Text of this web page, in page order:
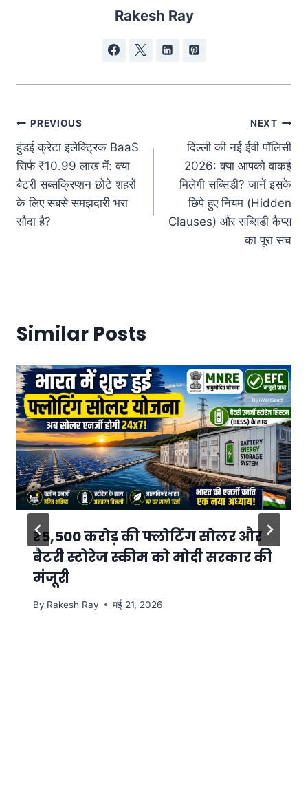
Rakesh Ray
पोस्ट
नेविगेशन
PREVIOUS
हुंडई क्रेटा इलेक्ट्रिक BaaS
सिर्फ ₹10.99 लाख में: क्या
बैटरी सब्सक्रिप्शन छोटे शहरों
के लिए सबसे समझदारी भरा
सौदा है?
NEXT
दिल्ली की नई ईवी पॉलिसी
2026: क्या आपको वाकई
मिलेगी सब्सिडी? जानें इसके
छिपे हुए नियम (Hidden
Clauses) और सब्सिडी कैप्स
का पूरा सच
Similar Posts
₹5,500 करोड़ की फ्लोटिंग सोलर और
बैटरी स्टोरेज स्कीम को मोदी सरकार की
मंजूरी
By Rakesh Ray मई 21, 2026